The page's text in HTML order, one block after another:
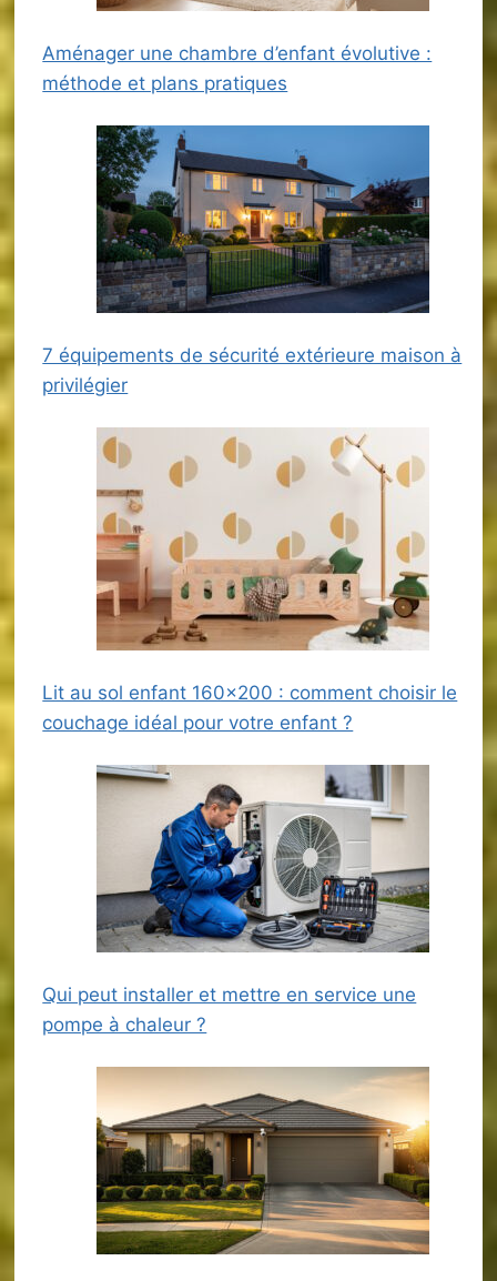
Aménager une chambre d’enfant évolutive :
méthode et plans pratiques
7 équipements de sécurité extérieure maison à
privilégier
Lit au sol enfant 160×200 : comment choisir le
couchage idéal pour votre enfant ?
Qui peut installer et mettre en service une
pompe à chaleur ?